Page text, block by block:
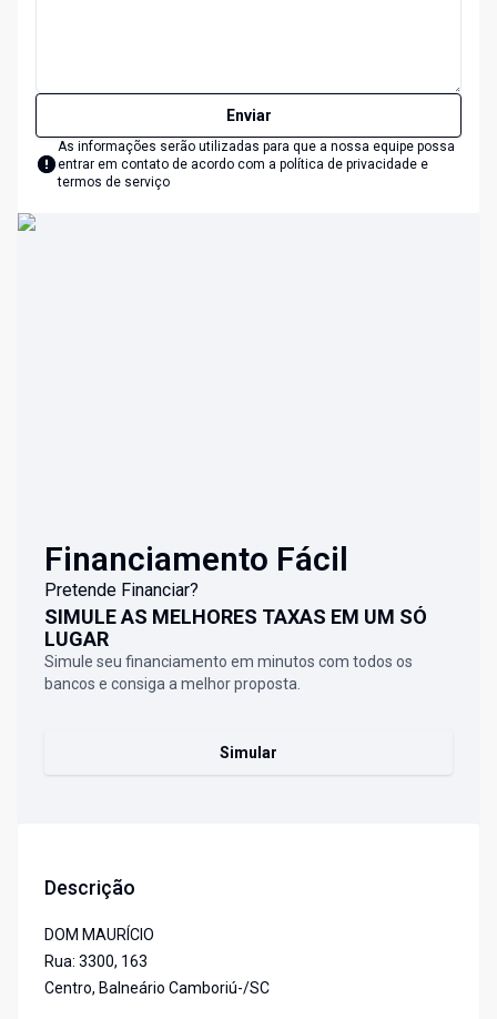
Enviar
As informações serão utilizadas para que a nossa equipe possa
entrar em contato de acordo com a política de privacidade e
termos de serviço
Financiamento Fácil
Pretende Financiar?
SIMULE AS MELHORES TAXAS EM UM SÓ
LUGAR
Simule seu financiamento em minutos com todos os
bancos e consiga a melhor proposta.
Simular
Descrição
DOM MAURÍCIO
Rua: 3300, 163
Centro, Balneário Camboriú-/SC